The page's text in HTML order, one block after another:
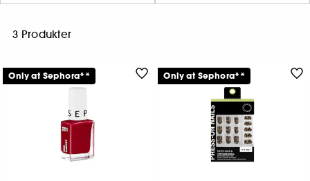
3 Produkter
Only at Sephora** Only at Sephora**